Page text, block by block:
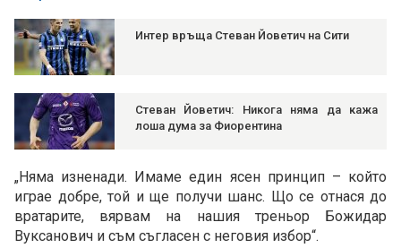
Интер връща Стеван Йоветич на Сити
Стеван Йоветич: Никога няма да кажа
лоша дума за Фиорентина
„Няма изненади. Имаме един ясен принцип – който
играе добре, той и ще получи шанс. Що се отнася до
вратарите, вярвам на нашия треньор Божидар
Вуксанович и съм съгласен с неговия избор“.